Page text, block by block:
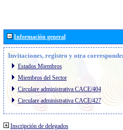
Información general
Invitaciones, registro y otra
Estados Miembros
Miembros del Sector
Circulare administrativa CACE/404
Circulare administrativa CACE/427
Inscripción de delegados